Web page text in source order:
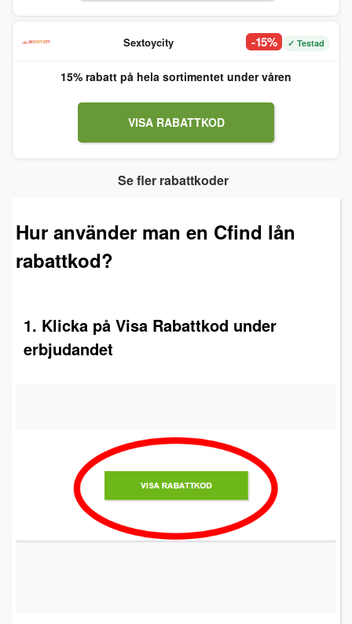
Sextoycity -15% ✓ Testad
15% rabatt på hela sortimentet under våren
VISA RABATTKOD
Se fler rabattkoder
Hur använder man en Cfind lån
rabattkod?
1. Klicka på Visa Rabattkod under
erbjudandet